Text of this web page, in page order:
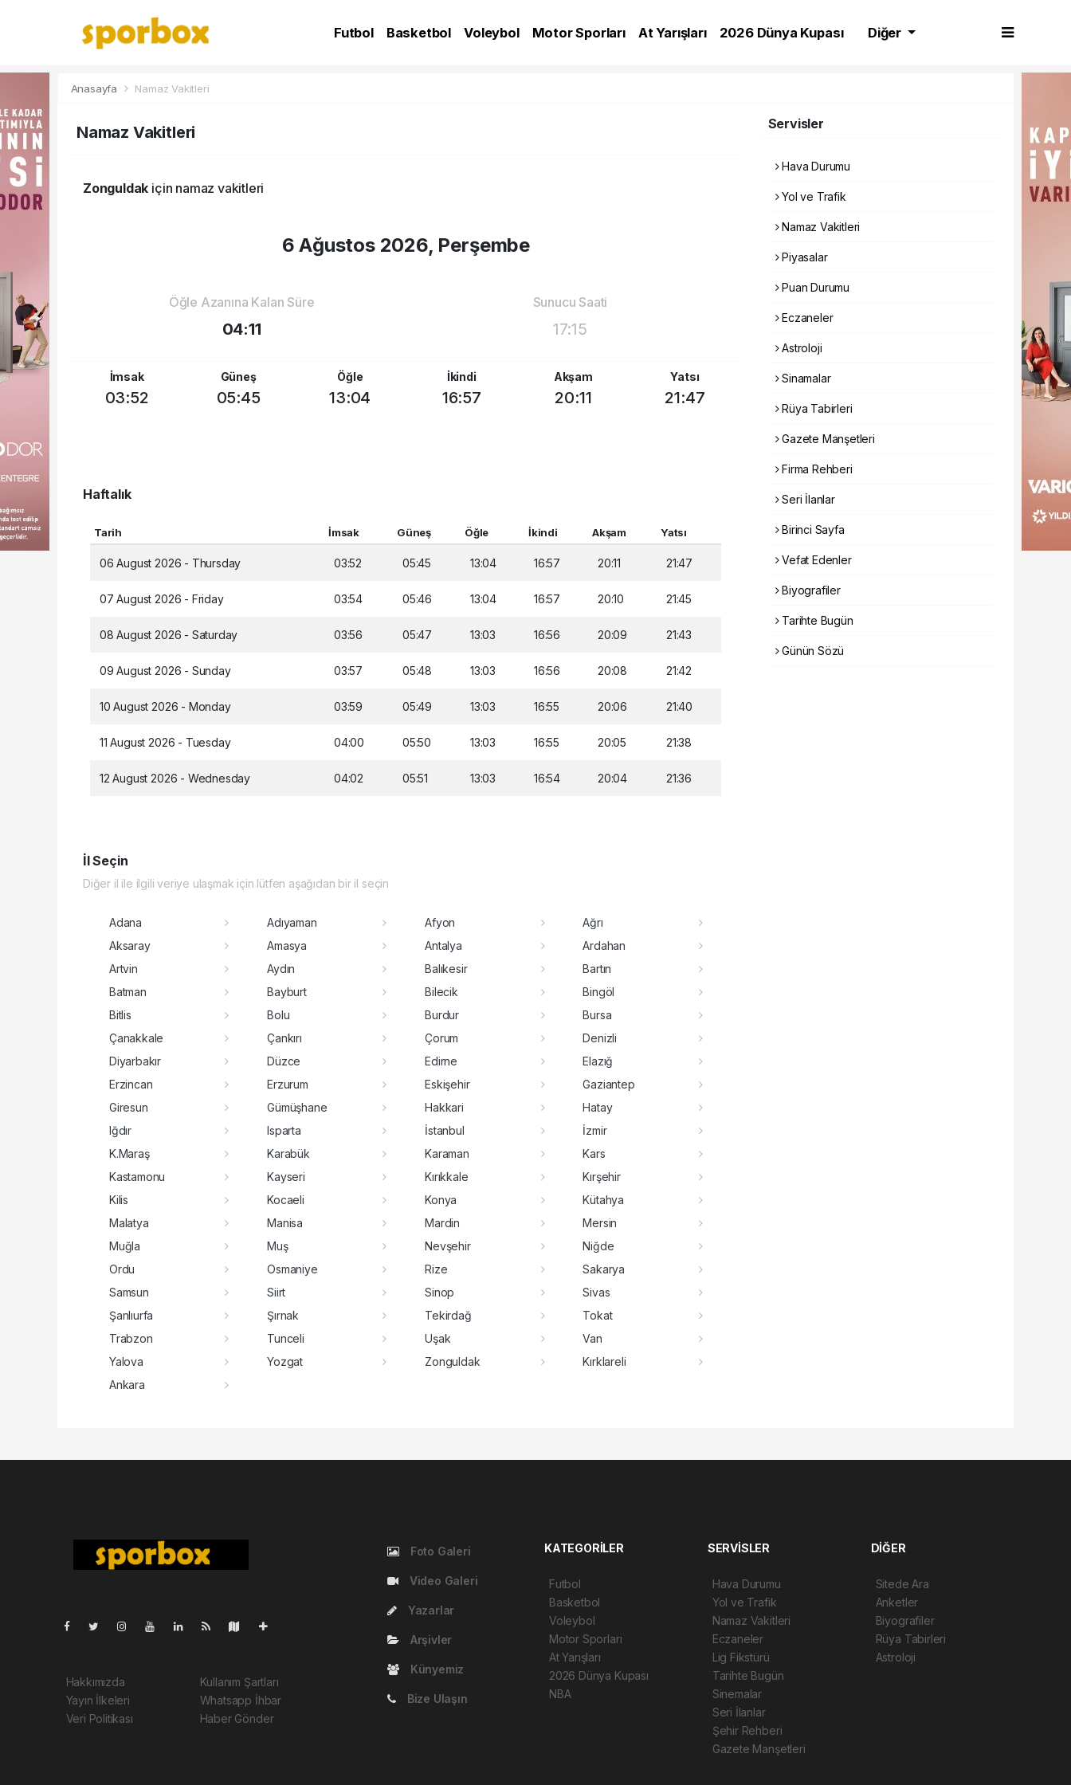
Futbol Basketbol Voleybol Motor Sporları At Yarışları
2026 Dünya Kupası
Diğer
Anasayfa Namaz Vakitleri
Namaz Vakitleri
Zonguldak için namaz vakitleri
6 Ağustos 2026, Perşembe
Öğle Azanına Kalan Süre
04:11
Sunucu Saati
17:15
İmsak
03:52
Güneş
05:45
Öğle
13:04
İkindi
16:57
Akşam
20:11
Yatsı
21:47
Haftalık
Tarih İmsak Güneş Öğle İkindi Akşam Yatsı
06 August 2026 - Thursday 03:52 05:45 13:04 16:57 20:11 21:47
07 August 2026 - Friday 03:54 05:46 13:04 16:57 20:10 21:45
08 August 2026 - Saturday 03:56 05:47 13:03 16:56 20:09 21:43
09 August 2026 - Sunday 03:57 05:48 13:03 16:56 20:08 21:42
10 August 2026 - Monday 03:59 05:49 13:03 16:55 20:06 21:40
11 August 2026 - Tuesday 04:00 05:50 13:03 16:55 20:05 21:38
12 August 2026 - Wednesday 04:02 05:51 13:03 16:54 20:04 21:36
İl Seçin
Diğer il ile ilgili veriye ulaşmak için lütfen aşağıdan bir il seçin
Adana Adıyaman Afyon
Ağrı
Aksaray
Amasya Antalya
Ardahan
Artvin
Aydın Balıkesir
Bartın
Batman
Bayburt Bilecik
Bingöl
Bitlis
Bolu Burdur
Bursa
Çanakkale
Çankırı Çorum
Denizli
Diyarbakır
Düzce Edirne
Elazığ
Erzincan
Erzurum Eskişehir
Gaziantep
Giresun
Gümüşhane Hakkari
Hatay
Iğdır
Isparta İstanbul
İzmir
K.Maraş
Karabük Karaman
Kars
Kastamonu
Kayseri Kırıkkale
Kırşehir
Kilis
Kocaeli Konya
Kütahya
Malatya
Manisa Mardin
Mersin
Muğla
Muş Nevşehir
Niğde
Ordu
Osmaniye Rize
Sakarya
Samsun
Siirt Sinop
Sivas
Şanlıurfa
Şırnak Tekirdağ
Tokat
Trabzon
Tunceli Uşak
Van
Yalova
Yozgat Zonguldak
Kırklareli
Ankara
Servisler
Hava Durumu
Yol ve Trafik
Namaz Vakitleri
Piyasalar
Puan Durumu
Eczaneler
Astroloji
Sinamalar
Rüya Tabirleri
Gazete Manşetleri
Firma Rehberi
Seri İlanlar
Birinci Sayfa
Vefat Edenler
Biyografiler
Tarihte Bugün
Günün Sözü
Hakkımızda
Yayın İlkeleri
Veri Politikası
Kullanım Şartları
Whatsapp İhbar
Haber Gönder
Foto Galeri
Video Galeri
Yazarlar
Arşivler
Künyemiz
Bize Ulaşın
KATEGORİLER
Futbol
Basketbol
Voleybol
Motor Sporları
At Yarışları
2026 Dünya Kupası
NBA
SERVİSLER
Hava Durumu
Yol ve Trafik
Namaz Vakitleri
Eczaneler
Lig Fikstürü
Tarihte Bugün
Sinemalar
Seri İlanlar
Şehir Rehberi
Gazete Manşetleri
DİĞER
Sitede Ara
Anketler
Biyografiler
Rüya Tabirleri
Astroloji